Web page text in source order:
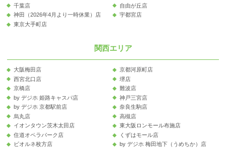
千葉店
自由が丘店
神田（2026年4月より一時休業）店
宇都宮店
東京大手町店
関西エリア
大阪梅田店
京都河原町店
西宮北口店
堺店
京橋店
難波店
by デジホ 姫路キャスパ店
神戸三宮店
by デジホ 京都駅前店
奈良生駒店
烏丸店
高槻店
イオンタウン茨木太田店
東大阪ロンモール布施店
住道オペラパーク店
くずはモール店
ビオルネ枚方店
by デジホ 梅田地下（うめちか）店